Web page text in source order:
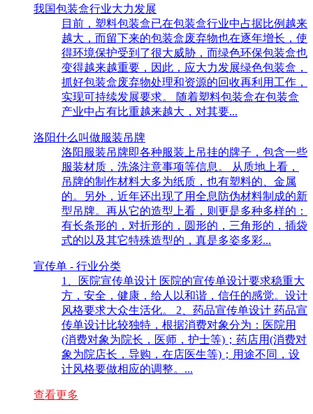
我国包装盒行业大力发展
目前，塑料包装盒已在包装盒行业中占据比例越来
越大，而留下来的包装盒废弃物也在逐年增长，使
得环境保护受到了很大威胁，而绿色环保包装盒也
变得越来越重要，因此，应大力发展绿色包装盒，
抓好包装盒废弃物处理和资源的回收再利用工作，
实现可持续发展要求。 随着塑料包装盒在包装盒
产业中占有比重越来越大，对其要...
洛阳什么叫做服装吊牌
洛阳服装吊牌即各种服装上吊挂的牌子，包含一些
服装材质，洗涤注意事项等信息。 从质地上看，
吊牌的制作材料大多为纸质，也有塑料的、金属
的。另外，近年还出现了用全息防伪材料制成的新
型吊牌。再从它的造型上看，则更是多种多样的：
有长条形的，对折形的，圆形的，三角形的，插袋
式的以及其它特殊造型的，真是多姿多彩...
宣传单 - 行业分类
1、医院宣传单设计 医院的宣传单设计要求稳重大
方，安全，健康，给人以和谐，信任的感觉。设计
风格要求大众生活化。 2、药品宣传单设计 药品宣
传单设计比较独特，根据消费对象分为：医院用
(消费对象为院长，医师，护士等)；药店用(消费对
象为院店长，导购，在店医生等)；用途不同，设
计风格要做相应的调整。...
查看更多